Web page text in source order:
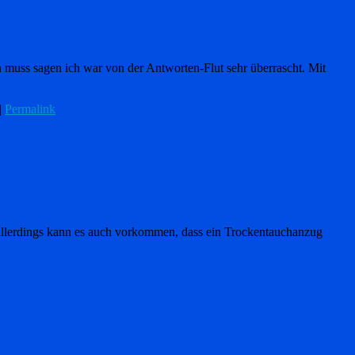
sagen ich war von der Antworten-Flut sehr überrascht. Mit
Permalink
kann es auch vorkommen, dass ein Trockentauchanzug